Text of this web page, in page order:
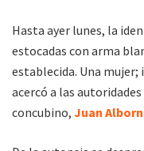
Hasta ayer lunes, la
estocadas con arma
establecida. Una mujer;
acercó a las
concubino, Juan